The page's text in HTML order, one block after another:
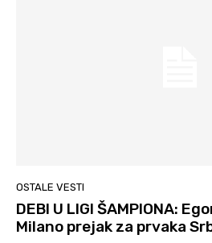
OSTALE VESTI
DEBI U LIGI ŠAMPIONA:
Milano prejak za prvaka